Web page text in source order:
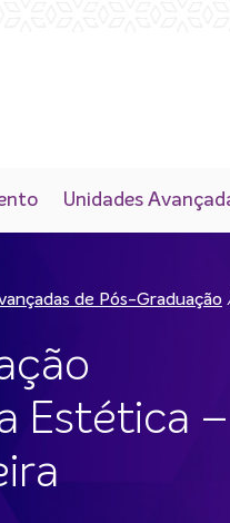
Unidades
de Pós-Graduação
Estética –